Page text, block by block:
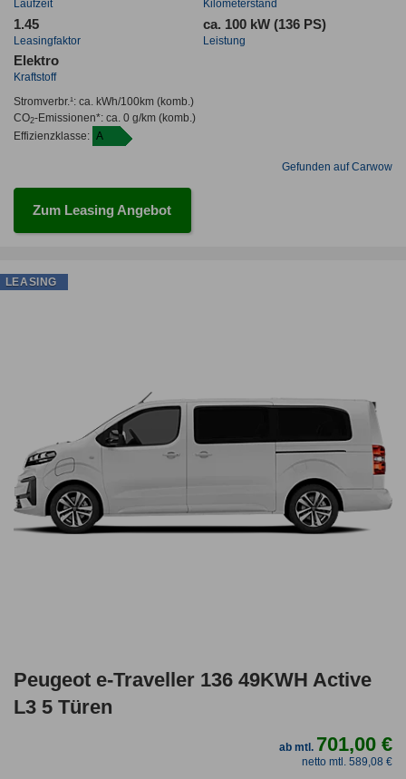
Laufzeit Kilometerstand
1.45
Leasingfaktor
ca. 100 kW (136 PS)
Leistung
Elektro
Kraftstoff
Stromverbr.¹: ca. kWh/100km(komb.)
CO2-Emissionen*: ca. 0 g/km(komb.)
Effizienzklasse: A
Gefunden auf Carwow
Zum Leasing Angebot
Peugeot e-Traveller 136 49KWH Active
L3 5 Türen
ab mtl. 701,00 €
netto mtl. 589,08 €
LEASING